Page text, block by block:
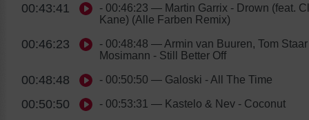
00:43:41 - 00:46:23 — Martin Garrix - Drown (feat.
Kane) (Alle Farben Remix)
00:46:23 - 00:48:48 — Armin van Buuren, Tom Staar
Mosimann - Still Better Off
00:48:48 - 00:50:50 — Galoski - All The Time
00:50:50 - 00:53:31 — Kastelo & Nev - Coconut